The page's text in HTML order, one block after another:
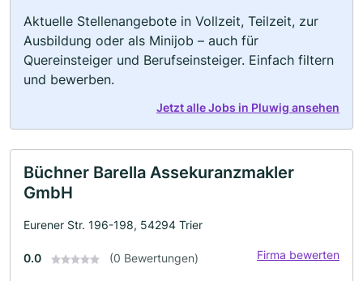
Aktuelle Stellenangebote in Vollzeit, Teilzeit, zur
Ausbildung oder als Minijob – auch für
Quereinsteiger und Berufseinsteiger. Einfach filtern
und bewerben.
Jetzt alle Jobs in Pluwig ansehen
Büchner Barella Assekuranzmakler
GmbH
Eurener Str. 196-198, 54294 Trier
0.0 (0 Bewertungen) Firma bewerten